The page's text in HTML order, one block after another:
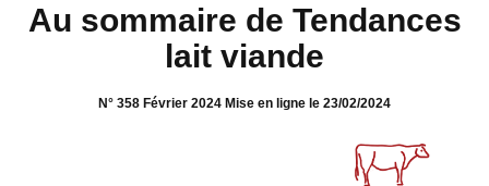
Au sommaire de Tendances
lait viande
N° 358 Février 2024 Mise en ligne le 23/02/2024